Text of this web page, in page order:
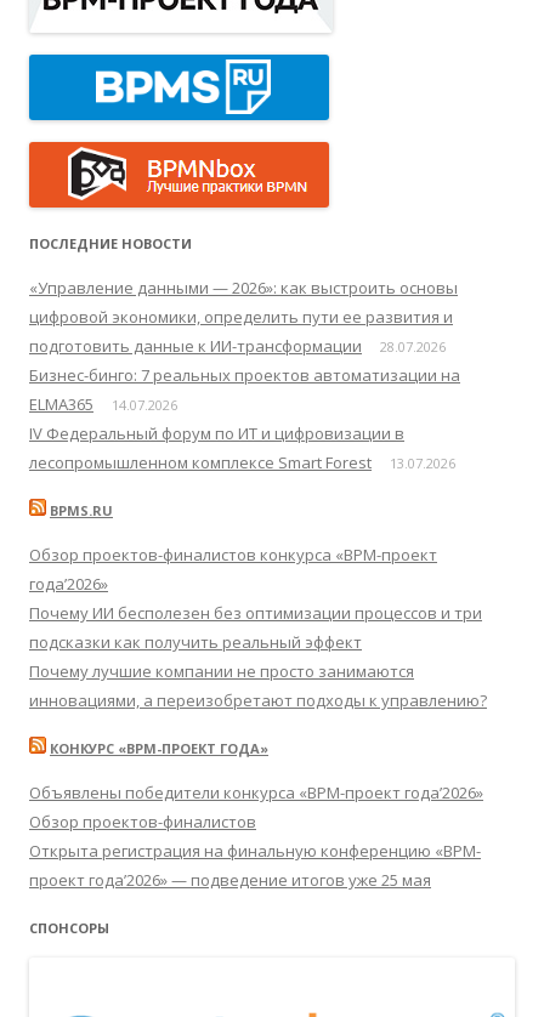
ПОСЛЕДНИЕ НОВОСТИ
«Управление данными — 2026»: как выстроить основы
цифровой экономики, определить пути ее развития и
подготовить данные к ИИ-трансформации
28.07.2026
Бизнес-бинго: 7 реальных проектов автоматизации на
ELMA365
14.07.2026
IV Федеральный форум по ИТ и цифровизации в
лесопромышленном комплексе Smart Forest
13.07.2026
BPMS.RU
Обзор проектов-финалистов конкурса «BPM-проект
года’2026»
Почему ИИ бесполезен без оптимизации процессов и три
подсказки как получить реальный эффект
Почему лучшие компании не просто занимаются
инновациями, а переизобретают подходы к управлению?
КОНКУРС «BPM-ПРОЕКТ ГОДА»
Объявлены победители конкурса «BPM-проект года’2026»
Обзор проектов-финалистов
Открыта регистрация на финальную конференцию «BPM-
проект года’2026» — подведение итогов уже 25 мая
СПОНСОРЫ